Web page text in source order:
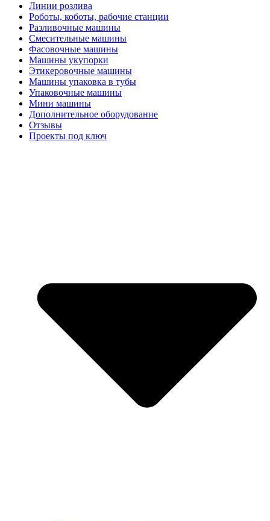
Линии розлива
Роботы, коботы, рабочие станции
Разливочные машины
Смесительные машины
Фасовочные машины
Машины укупорки
Этикеровочные машины
Машины упаковка в тубы
Упаковочные машины
Мини машины
Дополнительное оборудование
Отзывы
Проекты под ключ